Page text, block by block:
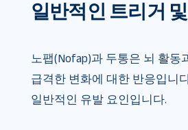
일반적인 트리거
노팹(Nofap)과 두통은 뇌 활동
급격한 변화에 대한 반응입니
일반적인 유발 요인입니다.